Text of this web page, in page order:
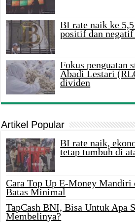
BI rate naik ke
positif dan
Fokus penguatan
Abadi Lestari
dividen
Artikel Popular
BI rate naik,
tetap tumbuh di
Cara Top Up E-Money
Batas Minimal
TapCash BNI, Bisa Untuk Apa
Membelinya?